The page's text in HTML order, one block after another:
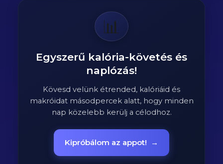
📊
Egyszerű kalória-követés és
naplózás!
Kövesd velünk étrended, kalóriáid és
makróidat másodpercek alatt, hogy minden
nap közelebb kerülj a célodhoz.
Kipróbálom az appot! →